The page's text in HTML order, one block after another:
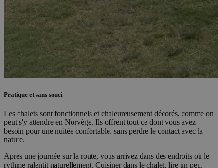
Pratique et sans souci
Les chalets sont fonctionnels et chaleureusement décorés, comme on
peut s'y attendre en Norvège. Ils offrent tout ce dont vous avez
besoin pour une nuitée confortable, sans perdre le contact avec la
nature.
Après une journée sur la route, vous arrivez dans des endroits où le
rythme ralentit naturellement. Cuisiner dans le chalet, lire un peu,